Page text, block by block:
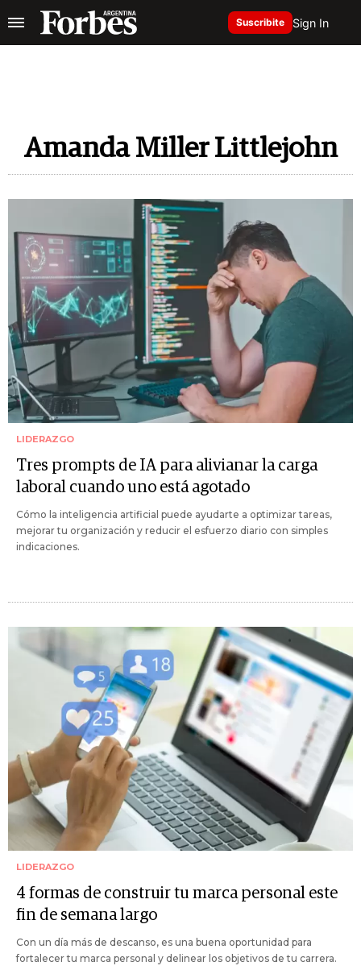
Suscribite Sign In
Amanda Miller Littlejohn
LIDERAZGO
Tres prompts de IA para alivianar la carga
laboral cuando uno está agotado
Cómo la inteligencia artificial puede ayudarte a optimizar tareas,
mejorar tu organización y reducir el esfuerzo diario con simples
indicaciones.
LIDERAZGO
4 formas de construir tu marca personal este
fin de semana largo
Con un día más de descanso, es una buena oportunidad para
fortalecer tu marca personal y delinear los objetivos de tu carrera.